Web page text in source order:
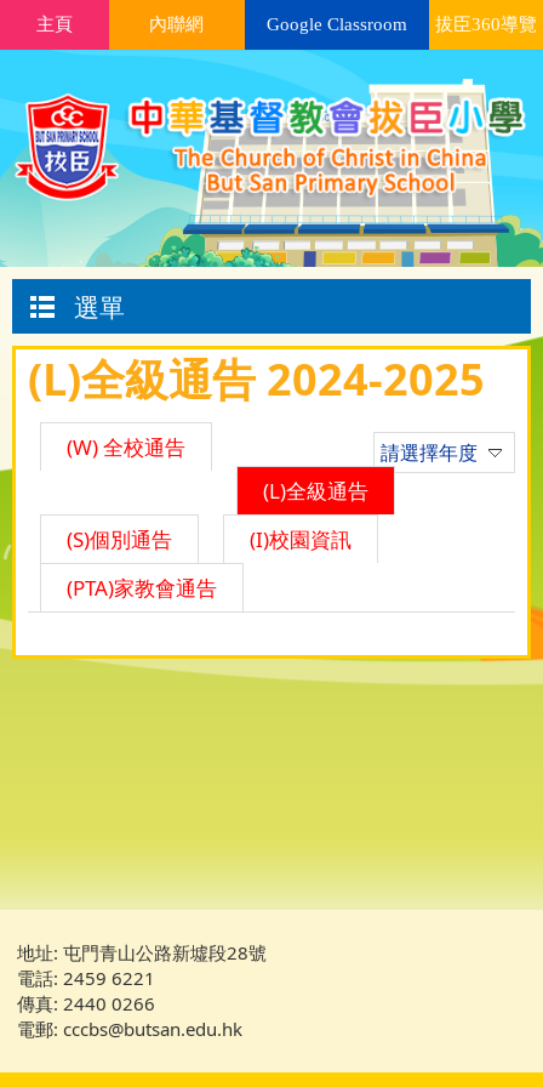
主頁 內聯網 Google Classroom 拔臣360導覽
選單
(L)全級通告 2024-2025
請選擇年度
(W) 全校通告
(L)全級通告
(S)個別通告
(I)校園資訊
(PTA)家教會通告
地址: 屯門青山公路新墟段28號
電話: 2459 6221
傳真: 2440 0266
電郵: cccbs@butsan.edu.hk